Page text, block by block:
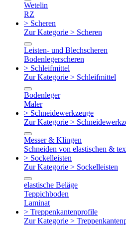
Wetelin
RZ
> Scheren
Zur Kategorie > Scheren
Leisten- und Blechscheren
Bodenlegerscheren
> Schleifmittel
Zur Kategorie > Schleifmittel
Bodenleger
Maler
> Schneidewerkzeuge
Zur Kategorie >
Messer & Klingen
Schneiden von elastischen &
> Sockelleisten
Zur Kategorie > Sockelleisten
elastische Beläge
Teppichboden
Laminat
> Treppenkantenprofile
Zur Kategorie >